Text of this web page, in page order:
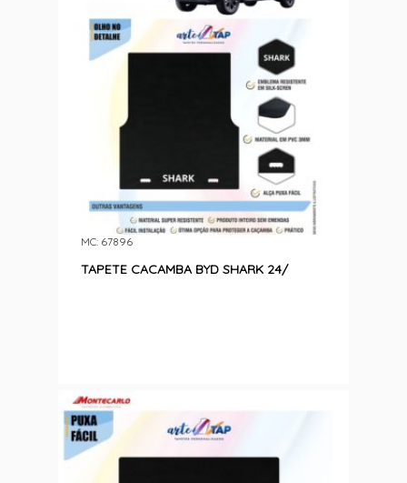
TAPETE CACAMBA BYD SHARK 24/
MC: 67896